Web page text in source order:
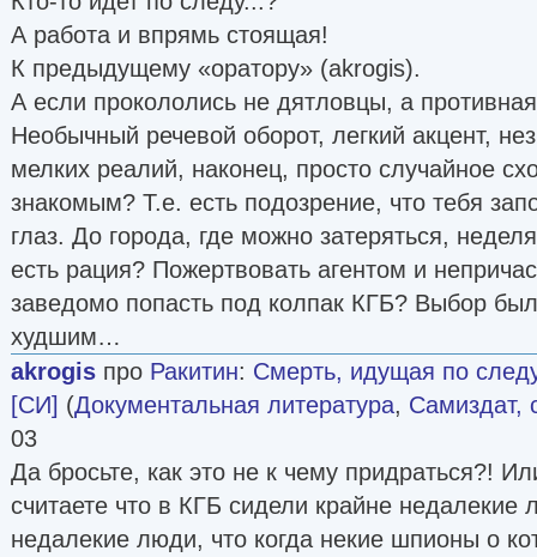
А работа и впрямь стоящая!
К предыдущему «оратору» (akrogis).
А если прокололись не дятловцы, а
Необычный речевой оборот, легкий акцент,
мелких реалий, наконец, просто случайное
знакомым? Т.е. есть подозрение, что тебя
глаз. До города, где можно затеряться,
есть рация? Пожертвовать агентом и
заведомо попасть под колпак КГБ? Выбор
худшим…
akrogis про Ракитин: Смерть, идущая по
[СИ] (Документальная литература, Самиздат,
03
Да бросьте, как это не к чему придраться?!
считаете что в КГБ сидели крайне недалекие
недалекие люди, что когда некие шпионы о